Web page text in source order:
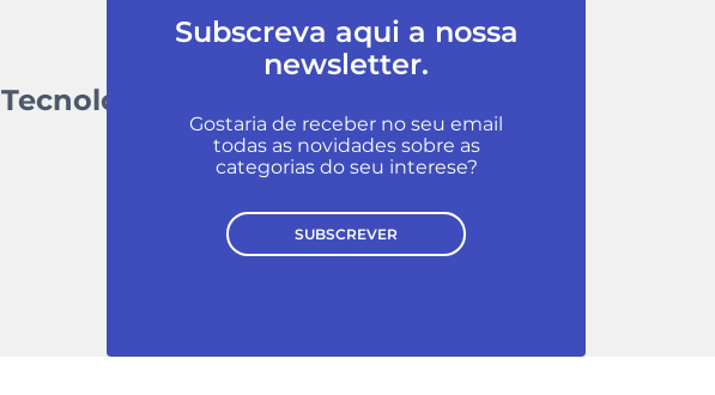
Tecnologia
Subscreva aqui a nossa
newsletter.
Gostaria de receber no seu email
todas as novidades sobre as
categorias do seu interese?
SUBSCREVER